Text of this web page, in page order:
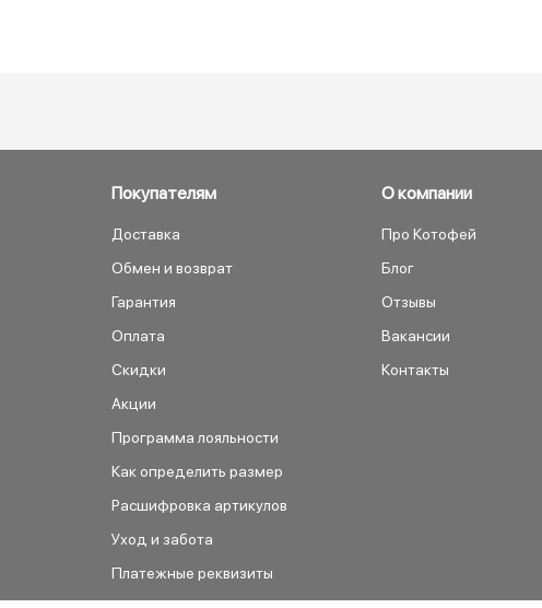
Покупателям
Доставка
Обмен и возврат
Гарантия
Оплата
Скидки
Акции
Программа лояльности
Как определить размер
Расшифровка артикулов
Уход и забота
Платежные реквизиты
О компании
Про Котофей
Блог
Отзывы
Вакансии
Контакты